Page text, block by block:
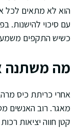
הוא לא מתאים לכל
עם סיכוי להישנות.
כשיש התקפים
מה משתנה
אחרי כריתת כיס
מאגר. רוב האנשים
קטן חווה יציאות